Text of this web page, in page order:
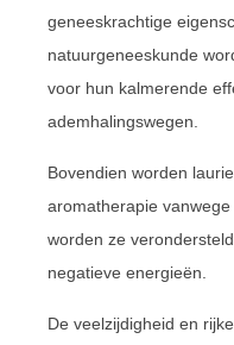
geneeskrachtige
natuurgeneeskunde
voor hun kalmerende
ademhalingswegen.
Bovendien worden
aromatherapie
worden ze
negatieve energieën.
De veelzijdigheid en